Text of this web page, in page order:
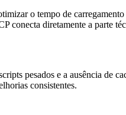
o tempo de
conecta diretamente a parte
pesados e a ausência de
consistentes.